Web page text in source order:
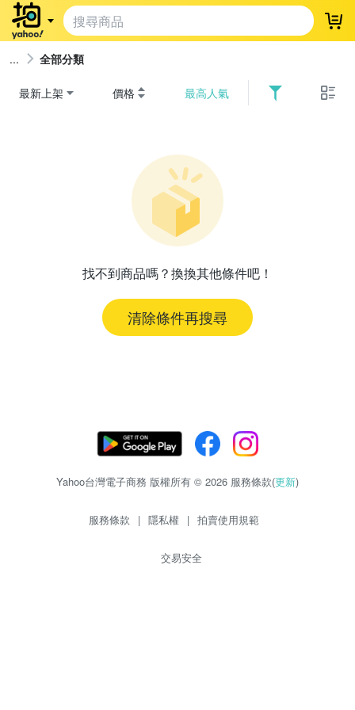
登
全部分類
最新上架 價格 最高人氣
找不到商品嗎？換換其他條件吧！
清除條件再搜尋
Yahoo台灣電子商務 版權所有 © 2026 服務條款(更新)
服務條款 | 隱私權 | 拍賣使用規範
交易安全